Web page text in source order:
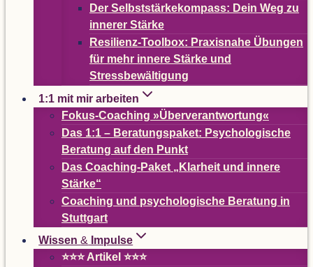
Der Selbst­stär­ke­kom­pass: Dein Weg zu
inne­rer Stärke
Resi­­li­enz-Tool­­box: Pra­xis­nahe Übun­gen
für mehr innere Stärke und
Stressbewältigung
1:1 mit mir arbeiten
Fokus-Coa­ching »Über­ver­ant­wor­tung«
Das 1:1 – Bera­tungs­pa­ket: Psy­cho­lo­gi­sche
Bera­tung auf den Punkt
Das Coa­ching-Paket „ Klar­heit und innere
Stärke“
Coa­ching und psy­cho­lo­gi­sche Bera­tung in
Stuttgart
Wis­sen& Impulse
⭐⭐⭐ Arti­kel ⭐⭐⭐